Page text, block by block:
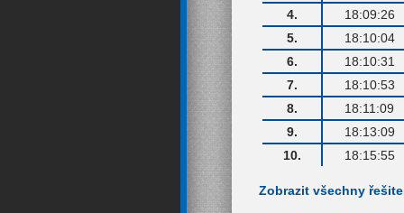
4.
18:09:26
5.
18:10:04
6.
18:10:31
7.
18:10:53
8.
18:11:09
9.
18:13:09
10.
18:15:55
Zobrazit všechny